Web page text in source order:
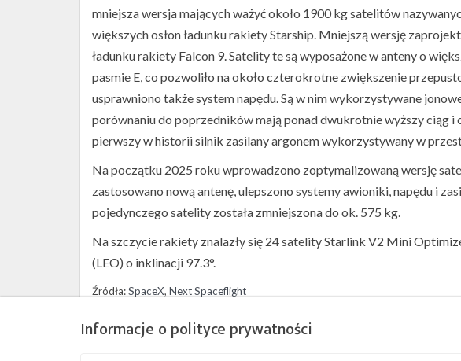
mniejsza wersja mających ważyć około 1900 kg satelitów
większych osłon ładunku rakiety Starship. Mniejszą wersję
ładunku rakiety Falcon 9. Satelity te są wyposażone w anteny o
pasmie E, co pozwoliło na około czterokrotne zwiększenie
usprawniono także system napędu. Są w nim wykorzystywane
porównaniu do poprzedników mają ponad dwukrotnie wyższy ciąg i
pierwszy w historii silnik zasilany argonem wykorzystywany w
Na początku 2025 roku wprowadzono zoptymalizowaną wersję
zastosowano nową antenę, ulepszono systemy awioniki, napędu i
pojedynczego satelity została zmniejszona do ok. 575 kg.
Na szczycie rakiety znalazły się 24 satelity Starlink V2 Mini
(LEO) o inklinacji 97.3°.
Źródła:SpaceX, Next Spaceflight
Szukaj po tematach
Informacje o polityce prywatności